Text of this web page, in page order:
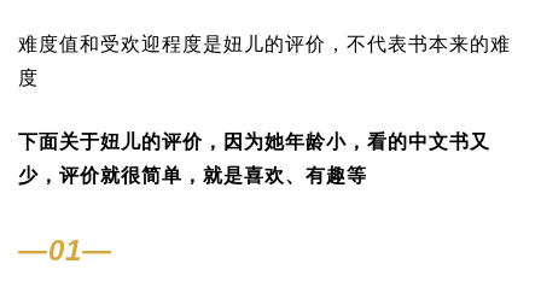
难度值和受欢迎程度是妞儿的评价，不代表书本来的难
度
下面关于妞儿的评价，因为她年龄小，看的中文书又
少，评价就很简单，就是喜欢、有趣等
—01—